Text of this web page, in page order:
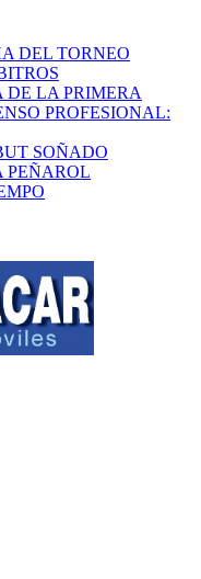
DEL TORNEO
DE LA PRIMERA
PROFESIONAL:
SOÑADO
PEÑAROL